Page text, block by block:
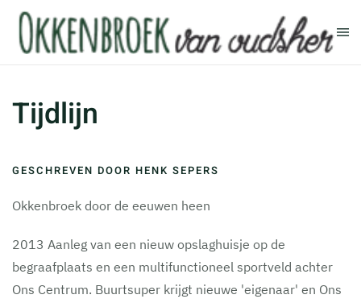
Terug naar hoofdinhoud
Tijdlijn
GESCHREVEN DOOR HENK SEPERS
Okkenbroek door de eeuwen heen
2013 Aanleg van een nieuw opslaghuisje op de
begraafplaats en een multifunctioneel sportveld achter
Ons Centrum. Buurtsuper krijgt nieuwe 'eigenaar' en Ons